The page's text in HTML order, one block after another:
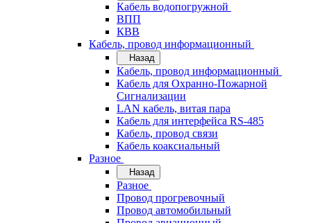
Кабель водопогружной
ВПП
КВВ
Кабель, провод информационный
Назад
Кабель, провод информационный
Кабель для Охранно-Пожарной
Сигнализации
LAN кабель, витая пара
Кабель для интерфейса RS-485
Кабель, провод связи
Кабель коаксиальный
Разное
Назад
Разное
Провод прогревочный
Провод автомобильный